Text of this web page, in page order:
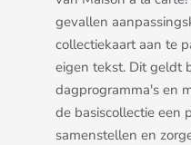
gevallen
collectiekaart aan te
eigen tekst. Dit geldt
dagprogramma's en
de basiscollectie een
samenstellen en